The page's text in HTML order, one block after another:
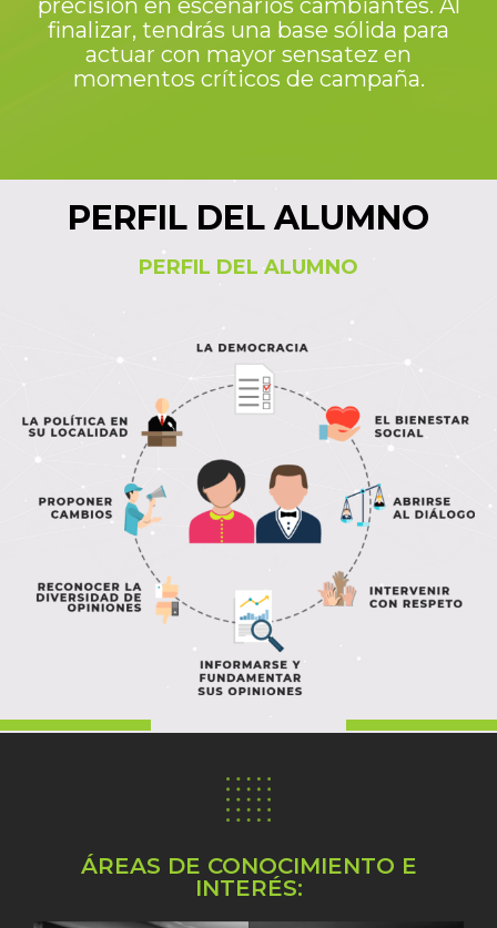
precisión en escenarios cambiantes. Al
finalizar, tendrás una base sólida para
actuar con mayor sensatez en
momentos críticos de campaña.
PERFIL DEL ALUMNO
PERFIL DEL ALUMNO
ÁREAS DE CONOCIMIENTO E
INTERÉS: